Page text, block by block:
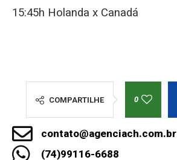
15:45h Holanda x Canadá
COMPARTILHE 0
contato@agenciach.com.br
(74)99116-6688